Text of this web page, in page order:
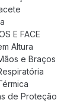
E FACE
Altura
e Braços
de Proteção